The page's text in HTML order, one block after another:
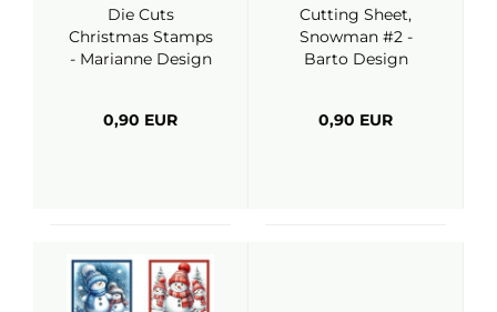
Die Cuts
Christmas Stamps
- Marianne Design
0,90 EUR
Cutting Sheet,
Snowman #2 -
Barto Design
0,90 EUR